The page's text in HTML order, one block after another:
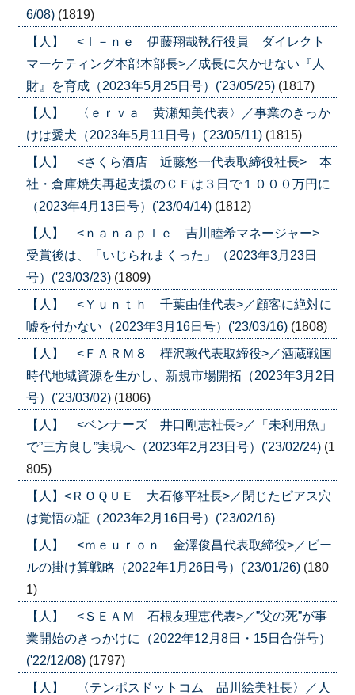
6/08) (1819)
【人】 <Ｉ－ｎｅ 伊藤翔哉執行役員 ダイレクト
マーケティング本部本部長>／成長に欠かせない『人
財』を育成（2023年5月25日号）('23/05/25) (1817)
【人】 〈ｅｒｖａ 黄瀬知美代表〉／事業のきっか
けは愛犬（2023年5月11日号）('23/05/11) (1815)
【人】 <さくら酒店 近藤悠一代表取締役社長> 本
社・倉庫焼失再起支援のＣＦは３日で１０００万円に
（2023年4月13日号）('23/04/14) (1812)
【人】 <ｎａｎａｐｌｅ 吉川睦希マネージャー>
受賞後は、「いじられまくった」（2023年3月23日
号）('23/03/23) (1809)
【人】 <Ｙｕｎｔｈ 千葉由佳代表>／顧客に絶対に
嘘を付かない（2023年3月16日号）('23/03/16) (1808)
【人】 <ＦＡＲＭ８ 樺沢敦代表取締役>／酒蔵戦国
時代地域資源を生かし、新規市場開拓（2023年3月2日
号）('23/03/02) (1806)
【人】 <ベンナーズ 井口剛志社長>／「未利用魚」
で”三方良し”実現へ（2023年2月23日号）('23/02/24) (1
805)
【人】<ＲＯＱＵＥ 大石修平社長>／閉じたピアス穴
は覚悟の証（2023年2月16日号）('23/02/16)
【人】 <ｍｅｕｒｏｎ 金澤俊昌代表取締役>／ビー
ルの掛け算戦略（2022年1月26日号）('23/01/26) (180
1)
【人】 <ＳＥＡＭ 石根友理恵代表>／”父の死”が事
業開始のきっかけに（2022年12月8日・15日合併号）
('22/12/08) (1797)
【人】 〈テンポスドットコム 品川絵美社長〉／人